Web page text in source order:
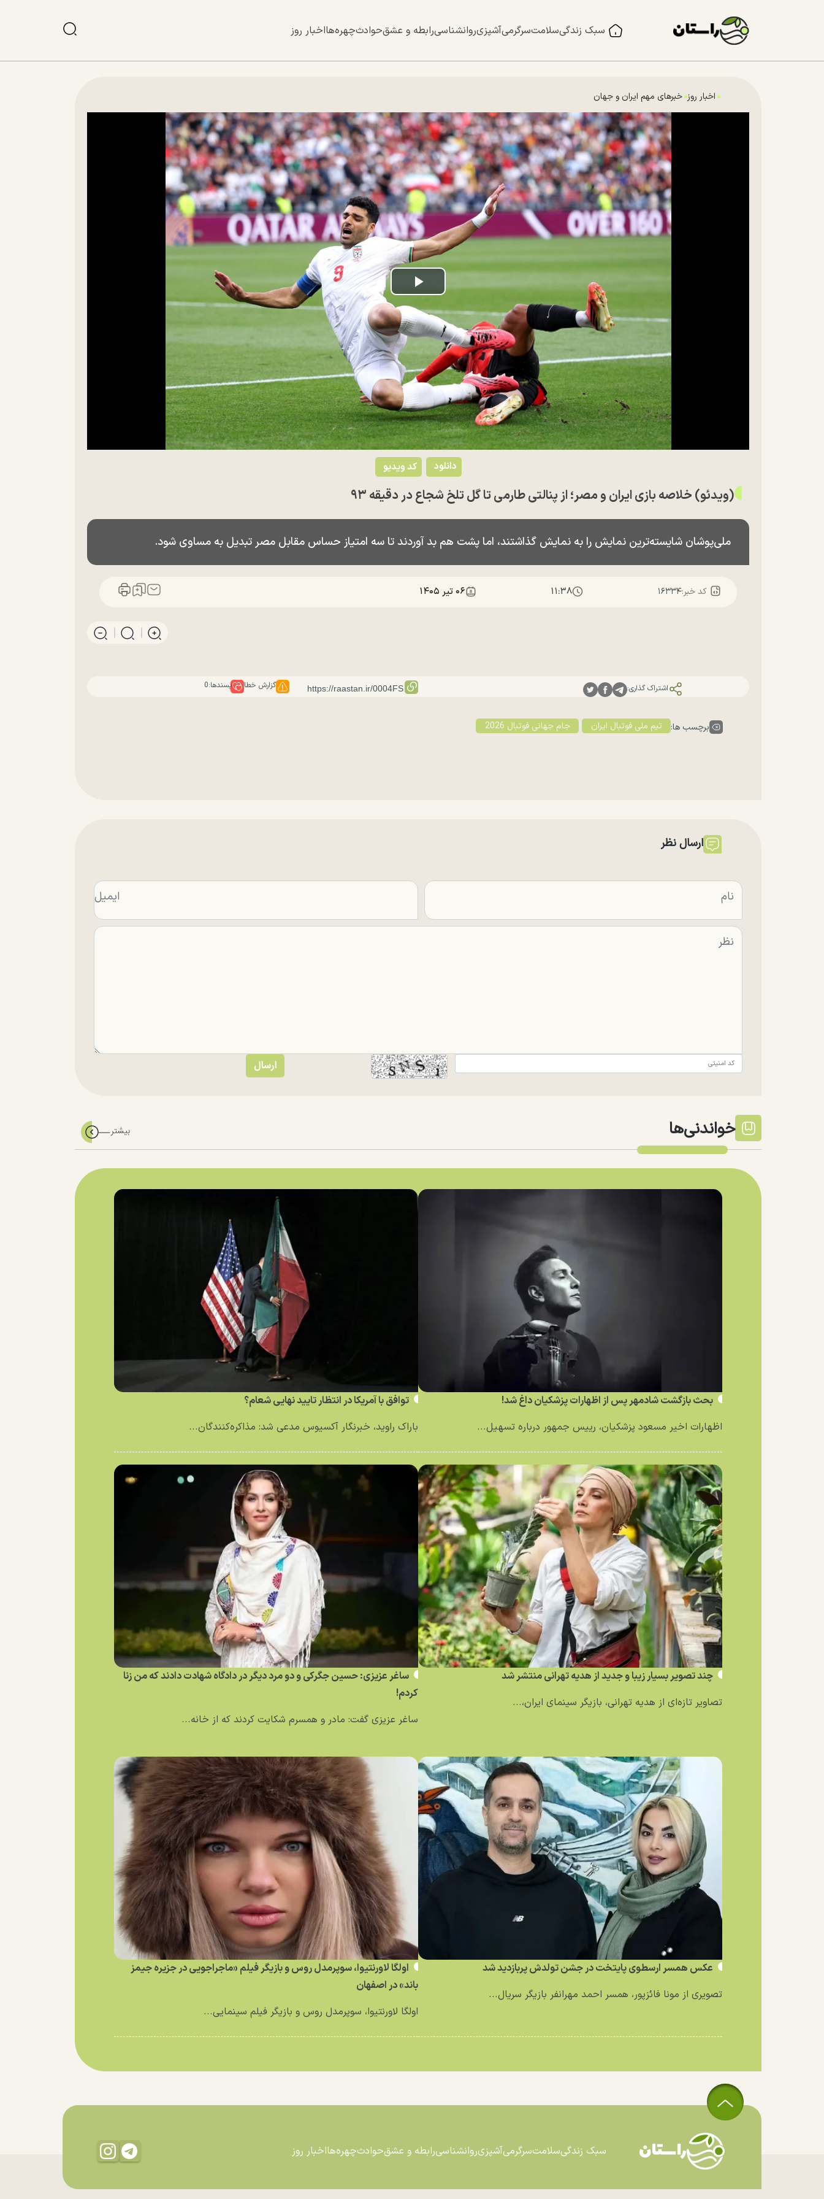
سبک زندگیسلامتسرگرمیآشپزیروانشناسیرابطه و عشقحوادثچهره‌هااخبار روز
اخبار روز خبرهای مهم ایران و جهان
Play
Video
کد ویدیو دانلود
(ویدئو) خلاصه بازی ایران و مصر؛ از پنالتی طارمی تا گل تلخ شجاع در دقیقه ۹۳
ملی‌پوشان شایسته‌ترین نمایش را به نمایش گذاشتند، اما پشت هم بد آوردند تا سه امتیاز حساس مقابل مصر تبدیل به مساوی شود.
کد خبر:۱۶۳۳۴ ۱۱:۳۸ ۰۶ تير ۱۴۰۵
اشتراک گذاری: گزارش خطا پسندها:0
برچسب ها: تیم ملی فوتبال ایران جام جهانی فوتبال 2026
ارسال نظر
خواندنی‌ها
بحث بازگشت شادمهر پس از اظهارات پزشکیان داغ شد!
اظهارات اخیر مسعود پزشکیان، رییس جمهور درباره تسهیل...
توافق با آمریکا در انتظار تایید نهایی شعام؟
باراک راوید، خبرنگار آکسیوس مدعی شد: مذاکره‌کنندگان...
چند تصویر بسیار زیبا و جدید از هدیه تهرانی منتشر شد
تصاویر تازه‌ای از هدیه تهرانی، بازیگر سینمای ایران،...
ساغر عزیزی: حسین جگرکی و دو مرد دیگر در دادگاه شهادت دادند که من زنا
کردم!
ساغر عزیزی گفت: مادر و همسرم شکایت کردند که از خانه...
عکس همسر ارسطوی پایتخت در جشن تولدش پربازدید شد
تصویری از مونا فائزپور، همسر احمد مهرانفر بازیگر سریال...
اولگا لاورنتیوا، سوپرمدل روس و بازیگر فیلم «ماجراجویی در جزیره جیمز
باند» در اصفهان
اولگا لاورنتیوا، سوپرمدل روس و بازیگر فیلم سینمایی...
سبک زندگیسلامتسرگرمیآشپزیروانشناسیرابطه و عشقحوادثچهره‌هااخبار روز